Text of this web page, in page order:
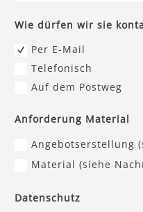
Wie dürfen wir sie
Per E-Mail
Telefonisch
Auf dem Postweg
Anforderung Material
Angebotserstellung
Material (siehe
Datenschutz